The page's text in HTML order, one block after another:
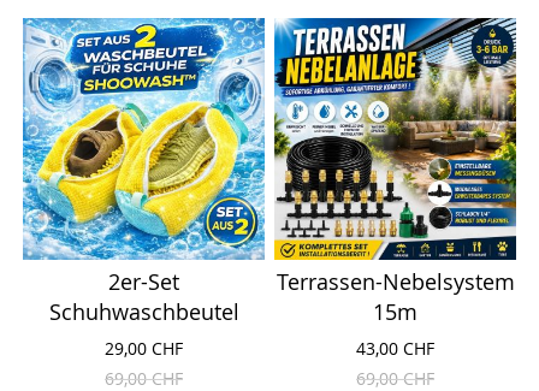
2er-Set
Schuhwaschbeutel
29,00 CHF
69,00 CHF
Terrassen-Nebelsystem
15m
43,00 CHF
69,00 CHF